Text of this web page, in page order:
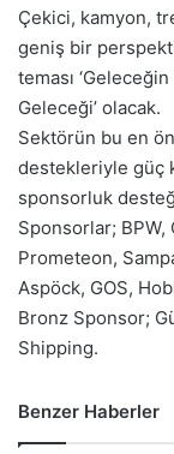
Çekici, kamyon,
geniş bir
teması
Geleceği’ olacak.
Sektörün bu en
destekleriyle güç
sponsorluk
Sponsorlar;
Prometeon,
Aspöck, GOS,
Bronz Sponsor;
Shipping.
Benzer Haberler